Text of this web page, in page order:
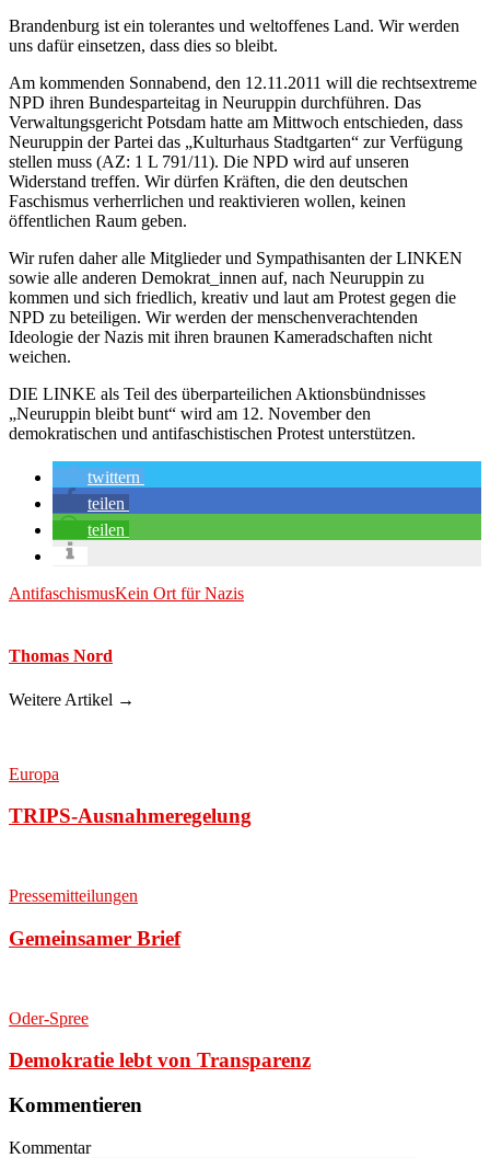
Brandenburg ist ein tolerantes und weltoffenes Land. Wir werden
uns dafür einsetzen, dass dies so bleibt.
Am kommenden Sonnabend, den 12.11.2011 will die rechtsextreme
NPD ihren Bundesparteitag in Neuruppin durchführen. Das
Verwaltungsgericht Potsdam hatte am Mittwoch entschieden, dass
Neuruppin der Partei das „Kulturhaus Stadtgarten“ zur Verfügung
stellen muss (AZ: 1 L 791/11). Die NPD wird auf unseren
Widerstand treffen. Wir dürfen Kräften, die den deutschen
Faschismus verherrlichen und reaktivieren wollen, keinen
öffentlichen Raum geben.
Wir rufen daher alle Mitglieder und Sympathisanten der LINKEN
sowie alle anderen Demokrat_innen auf, nach Neuruppin zu
kommen und sich friedlich, kreativ und laut am Protest gegen die
NPD zu beteiligen. Wir werden der menschenverachtenden
Ideologie der Nazis mit ihren braunen Kameradschaften nicht
weichen.
DIE LINKE als Teil des überparteilichen Aktionsbündnisses
„Neuruppin bleibt bunt“ wird am 12. November den
demokratischen und antifaschistischen Protest unterstützen.
twittern
teilen
teilen
AntifaschismusKein Ort für Nazis
Thomas Nord
Weitere Artikel →
Europa
TRIPS-Ausnahmeregelung
Pressemitteilungen
Gemeinsamer Brief
Oder-Spree
Demokratie lebt von Transparenz
Kommentieren
Kommentar